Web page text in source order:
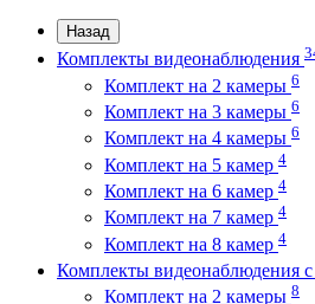
Назад
Комплекты видеонаблюдения
Комплект на 2 камеры 6
Комплект на 3 камеры 6
Комплект на 4 камеры 6
Комплект на 5 камер 4
Комплект на 6 камер 4
Комплект на 7 камер 4
Комплект на 8 камер 4
Комплекты видеонаблюдения с
Комплект на 2 камеры 8